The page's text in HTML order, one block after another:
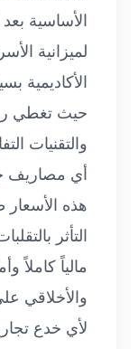
الأساسية
لميزانية
الأكاديمية
حيث تغطي
والتقنيات
أي مصاريف
هذه
التأثر
مالياً كاملاً
والأخلاقي
لأي خدع